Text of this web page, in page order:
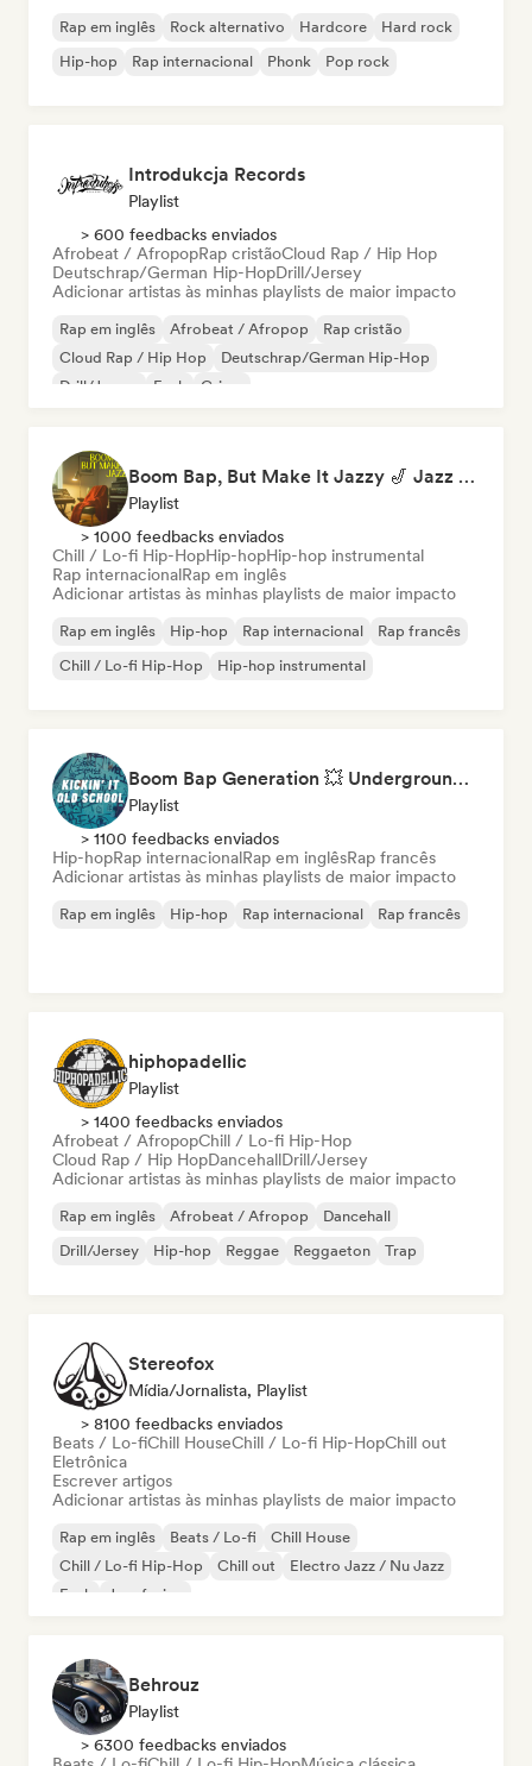
Rap em inglês Rock alternativo Hardcore
Hard rock
Hip-hop
Rap internacional Phonk Pop rock
Introdukcja Records
Playlist
> 600 feedbacks enviados
Afrobeat / AfropopRap cristãoCloud Rap / Hip Hop
Deutschrap/German Hip-HopDrill/Jersey
Adicionar artistas às minhas playlists de maior impacto
Rap em inglês Afrobeat / Afropop
Rap cristão
Cloud Rap / Hip Hop
Deutschrap/German Hip-Hop
Drill/Jersey
Funk Grime
Boom Bap, But Make It Jazzy 🎷 Jazz Rap, Underground & Conscious Hip-Hop
Playlist
> 1000 feedbacks enviados
Chill / Lo-fi Hip-HopHip-hopHip-hop instrumental
Rap internacionalRap em inglês
Adicionar artistas às minhas playlists de maior impacto
Rap em inglês Hip-hop Rap internacional
Rap francês
Chill / Lo-fi Hip-Hop
Hip-hop instrumental
Boom Bap Generation 💥 Underground Hip-Hop, East Coast & Jazz Rap
Playlist
> 1100 feedbacks enviados
Hip-hopRap internacionalRap em inglêsRap francês
Adicionar artistas às minhas playlists de maior impacto
Rap em inglês Hip-hop Rap internacional Rap francês
hiphopadellic
Playlist
> 1400 feedbacks enviados
Afrobeat / AfropopChill / Lo-fi Hip-Hop
Cloud Rap / Hip HopDancehallDrill/Jersey
Adicionar artistas às minhas playlists de maior impacto
Rap em inglês Afrobeat / Afropop
Dancehall
Drill/Jersey
Hip-hop Reggae Reggaeton Trap
Stereofox
Mídia/Jornalista, Playlist
> 8100 feedbacks enviados
Beats / Lo-fiChill HouseChill / Lo-fi Hip-HopChill out
Eletrônica
Escrever artigos
Adicionar artistas às minhas playlists de maior impacto
Rap em inglês Beats / Lo-fi
Chill House
Chill / Lo-fi Hip-Hop
Chill out
Electro Jazz / Nu Jazz
Funk
Jazz fusion
Behrouz
Playlist
> 6300 feedbacks enviados